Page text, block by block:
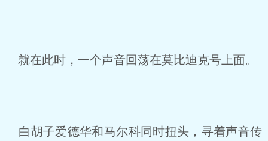
就在此时，一个声音回荡在莫比迪克号上面。
白胡子爱德华和马尔科同时扭头，寻着声音传